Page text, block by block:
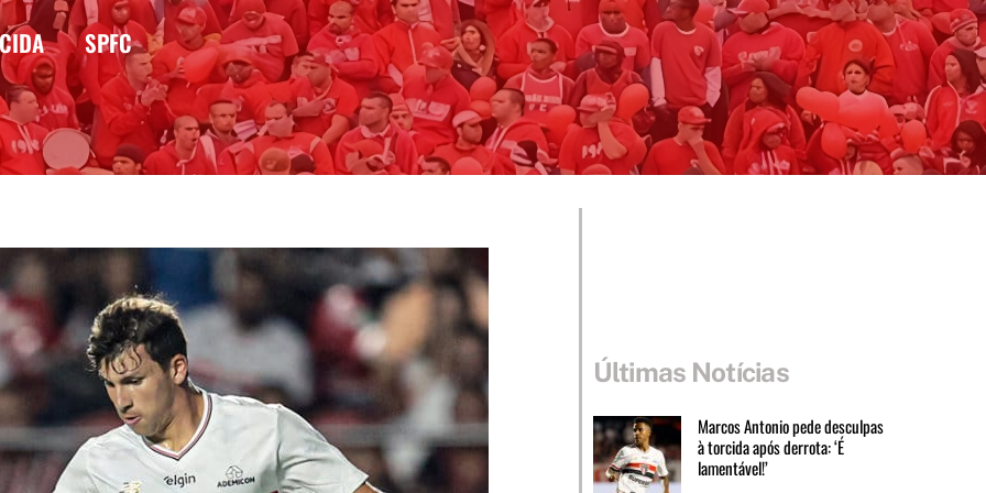
SPFC
Últimas Notícias
Marcos Antonio pede desculpas
à torcida após derrota: ‘É
lamentável!’